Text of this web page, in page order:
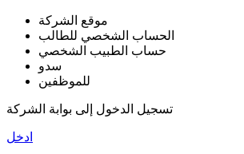
موقع الشركة
الحساب الشخصي للطالب
حساب الطبيب الشخصي
سدو
للموظفين
تسجيل الدخول إلى بوابة الشركة
ادخل